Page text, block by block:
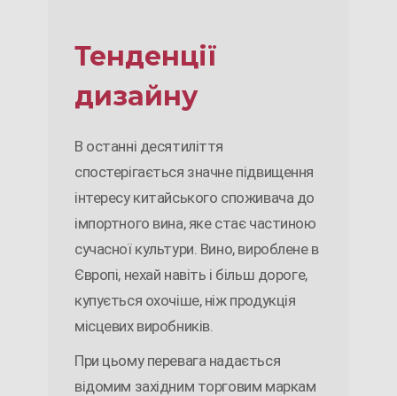
популярні прийоми, і, в той же час,
прагнули враховувати актуальні
тенденції світового дизайну, які б
знайшли відгук у цільової аудиторії.
Тенденції
дизайну
В останні десятиліття
спостерігається значне підвищення
інтересу китайського споживача до
імпортного вина, яке стає частиною
сучасної культури. Вино, вироблене в
Європі, нехай навіть і більш дороге,
купується охочіше, ніж продукція
місцевих виробників.
При цьому перевага надається
відомим західним торговим маркам